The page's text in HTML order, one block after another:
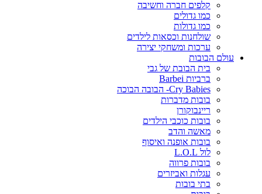
קלפים חברה וחשיבה
כמו גדולים
כמו גדולות
שולחנות וכסאות לילדים
ערכות ומשחקי יצירה
עולם הבובות
בית הבובת של גבי
ברביות Barbei
Cry Babies- הבובה הבוכה
בובות מדברות
ריינבוקורן
בובות כוכבי הילדים
מאשה והדב
בובות אופנה ואיסוף
לול L.O.L
בובות פרווה
עגלות ואביזרים
בתי בובות